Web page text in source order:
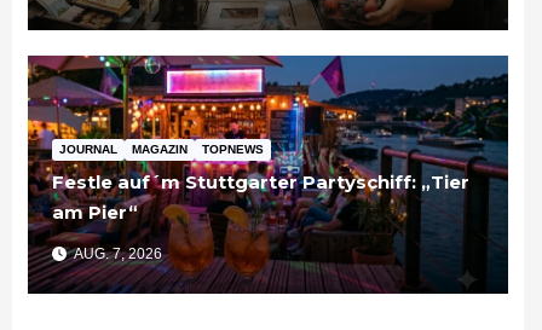
JOURNAL MAGAZIN TOPNEWS
Festle auf´m Stuttgarter Partyschiff: „Tier
am Pier“
AUG. 7, 2026